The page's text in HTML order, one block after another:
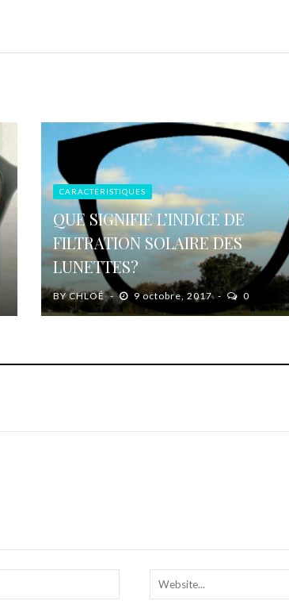
CARACTÉRISTIQUES
QUE SIGNIFIE L’INDICE DE
FILTRATION SOLAIRE DES
LUNETTES?
BYCHLOÉ 9 octobre, 2017 0